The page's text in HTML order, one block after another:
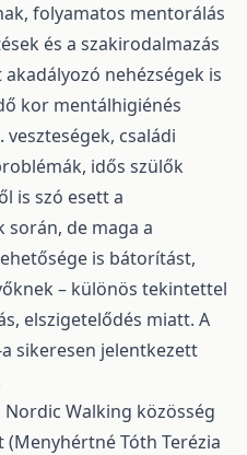
folyamatos mentorálás
és a szakirodalmazás
nehézségek is
kor mentálhigiénés
családi
idős szülők
is szó esett a
során, de maga a
is bátorítást,
– különös tekintettel
elszigetelődés miatt. A
sikeresen jelentkezett
Nordic Walking közösség
Tóth Terézia